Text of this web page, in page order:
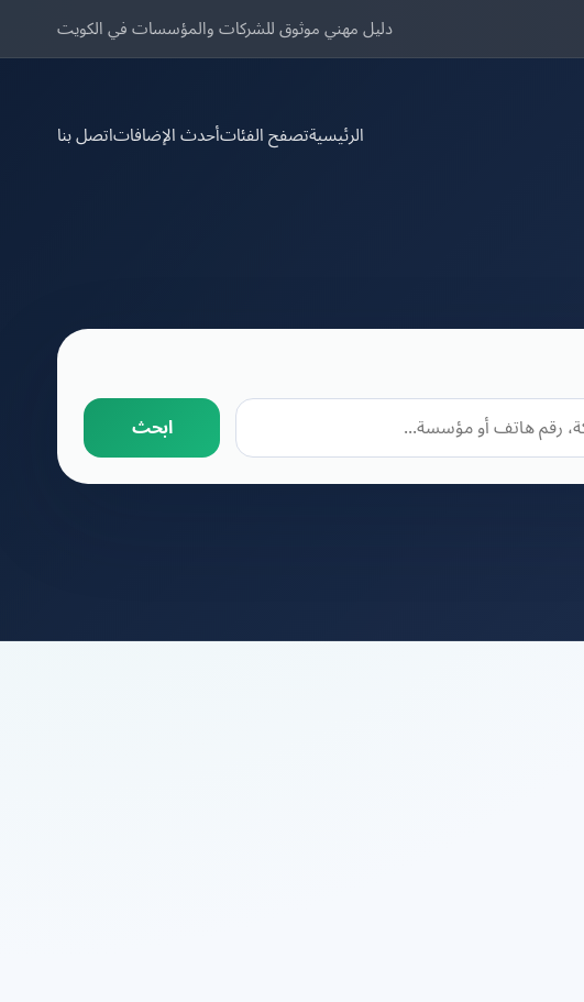
دليل مهني موثوق للشركات والمؤسسات في الكويت
الرئيسيةتصفح الفئاتأحدث الإضافاتاتصل بنا
ابحث